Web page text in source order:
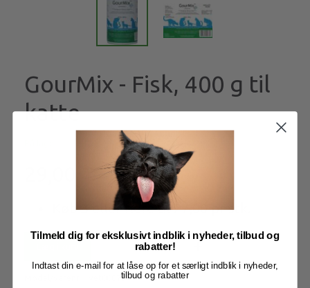
GourMix - Fisk, 400 g til
katte
Køb3eller flere til27,00pr stk.
vet00079
Tilmeld dig for eksklusivt indblik i nyheder, tilbud og
rabatter!
Indtast din e-mail for at låse op for et særligt indblik i nyheder,
tilbud og rabatter